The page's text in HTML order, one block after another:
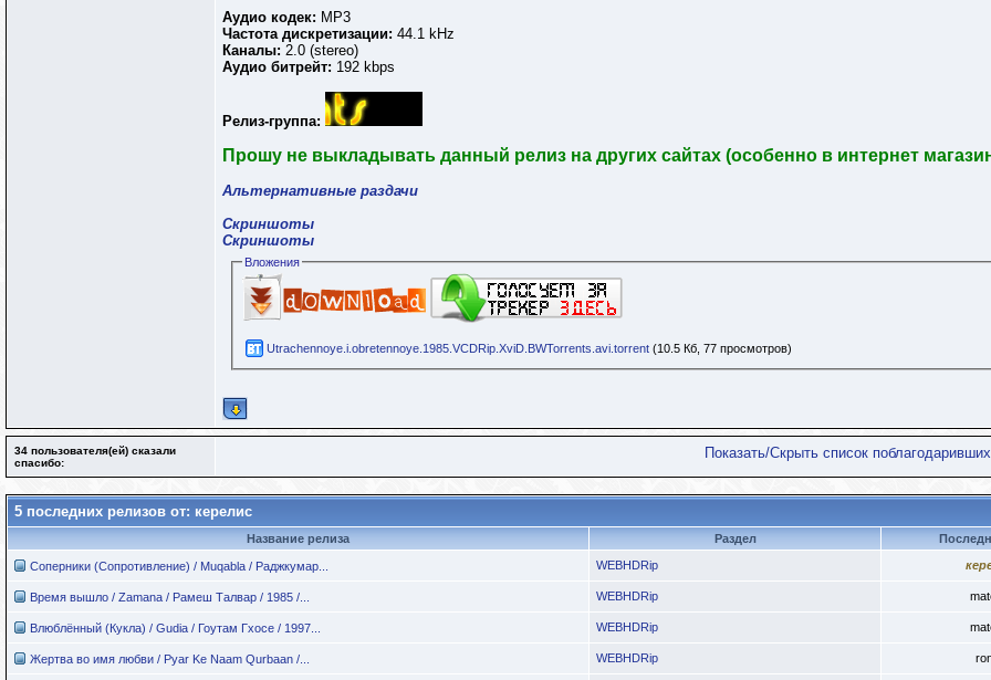
Аудио кодек: MP3
Частота дискретизации: 44.1 kHz
Каналы: 2.0 (stereo)
Аудио битрейт: 192 kbps
Релиз-группа:
Прошу не выкладывать данный релиз на других сайтах (особенно в интернет
Альтернативные раздачи
Скриншоты
Скриншоты
Вложения
Utrachennoye.i.obretennoye.1985.VCDRip.XviD.BWTorrents.avi.torrent (10.5 Кб, 77 просмотров)
34 пользователя(ей) сказали
cпасибо:
Показать/Скрыть список поблагодаривших
5 последних релизов от: керелис
Название релиза Раздел
Соперники (Сопротивление) / Muqabla / Раджкумар... WEBHDRip
Время вышло / Zamana / Рамеш Талвар / 1985 /... WEBHDRip
Влюблённый (Кукла) / Gudia / Гоутам Гхосе / 1997... WEBHDRip
Жертва во имя любви / Pyar Ke Naam Qurbaan /... WEBHDRip